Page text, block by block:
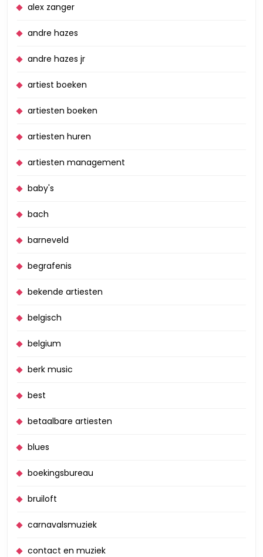
alex zanger
andre hazes
andre hazes jr
artiest boeken
artiesten boeken
artiesten huren
artiesten management
baby's
bach
barneveld
begrafenis
bekende artiesten
belgisch
belgium
berk music
best
betaalbare artiesten
blues
boekingsbureau
bruiloft
carnavalsmuziek
contact en muziek